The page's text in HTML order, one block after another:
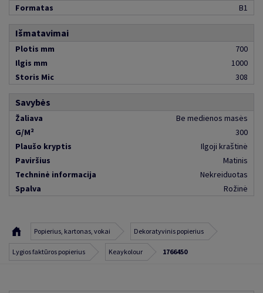
Formatas B1
Išmatavimai
Plotis mm
700
Ilgis mm
1000
Storis Mic
308
Savybės
Žaliava
Be medienos masės
G/M²
300
Plaušo kryptis
Ilgoji kraštinė
Paviršius
Matinis
Techninė informacija
Nekreiduotas
Spalva
Rožinė
Popierius, kartonas, vokai Dekoratyvinis popierius
Lygios faktūros popierius Keaykolour 1766450